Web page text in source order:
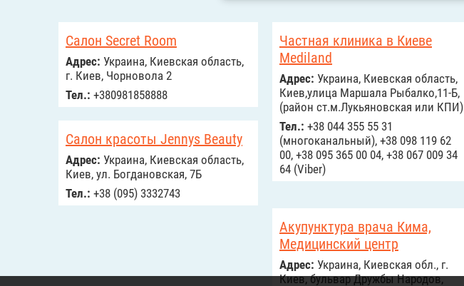
Салон Secret Room
Адрес: Украина, Киевская область,
г. Киев, Чорновола 2
Тел.: +380981858888
Частная клиника в Киеве
Mediland
Адрес: Украина, Киевская область,
Киев,улица Маршала Рыбалко,11-Б,
(район ст.м.Лукьяновская или КПИ)
Тел.: +38 044 355 55 31
(многоканальный), +38 098 119 62
00, +38 095 365 00 04, +38 067 009 34
64 (Viber)
Салон красоты Jennys Beauty
Адрес: Украина, Киевская область,
Киев, ул. Богдановская, 7Б
Тел.: +38 (095) 3332743
Акупунктура врача Кима,
Медицинский центр
Адрес: Украина, Киевская обл., г.
Киев, бульвар Дружбы Народов,